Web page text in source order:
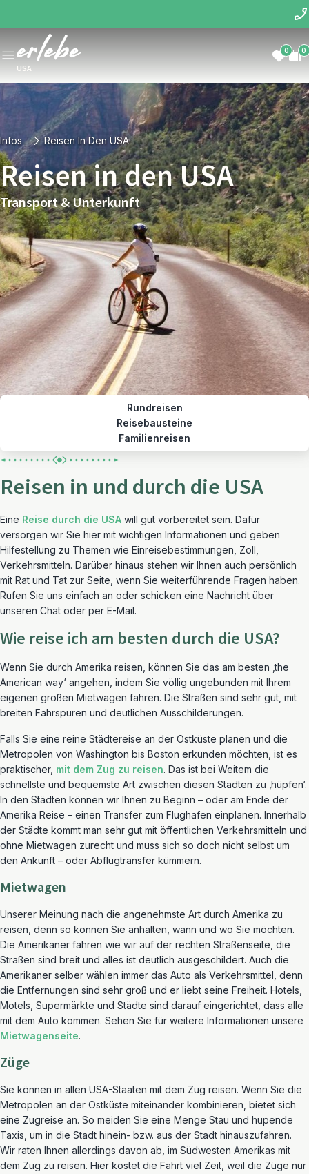
USA
0 0
Infos Reisen In Den USA
Reisen in den USA
Transport & Unterkunft
Rundreisen
Reisebausteine
Familienreisen
Reisen in und durch die USA
Eine Reise durch die USA will gut vorbereitet sein. Dafür
versorgen wir Sie hier mit wichtigen Informationen und geben
Hilfestellung zu Themen wie Einreisebestimmungen, Zoll,
Verkehrsmitteln. Darüber hinaus stehen wir Ihnen auch persönlich
mit Rat und Tat zur Seite, wenn Sie weiterführende Fragen haben.
Rufen Sie uns einfach an oder schicken eine Nachricht über
unseren Chat oder per E-Mail.
Wie reise ich am besten durch die USA?
Wenn Sie durch Amerika reisen, können Sie das am besten ‚the
American way‘ angehen, indem Sie völlig ungebunden mit Ihrem
eigenen großen Mietwagen fahren. Die Straßen sind sehr gut, mit
breiten Fahrspuren und deutlichen Ausschilderungen.
Falls Sie eine reine Städtereise an der Ostküste planen und die
Metropolen von Washington bis Boston erkunden möchten, ist es
praktischer, mit dem Zug zu reisen. Das ist bei Weitem die
schnellste und bequemste Art zwischen diesen Städten zu ‚hüpfen‘.
In den Städten können wir Ihnen zu Beginn – oder am Ende der
Amerika Reise – einen Transfer zum Flughafen einplanen. Innerhalb
der Städte kommt man sehr gut mit öffentlichen Verkehrsmitteln und
ohne Mietwagen zurecht und muss sich so doch nicht selbst um
den Ankunft – oder Abflugtransfer kümmern.
Mietwagen
Unserer Meinung nach die angenehmste Art durch Amerika zu
reisen, denn so können Sie anhalten, wann und wo Sie möchten.
Die Amerikaner fahren wie wir auf der rechten Straßenseite, die
Straßen sind breit und alles ist deutlich ausgeschildert. Auch die
Amerikaner selber wählen immer das Auto als Verkehrsmittel, denn
die Entfernungen sind sehr groß und er liebt seine Freiheit. Hotels,
Motels, Supermärkte und Städte sind darauf eingerichtet, dass alle
mit dem Auto kommen. Sehen Sie für weitere Informationen unsere
Mietwagenseite.
Züge
Sie können in allen USA-Staaten mit dem Zug reisen. Wenn Sie die
Metropolen an der Ostküste miteinander kombinieren, bietet sich
eine Zugreise an. So meiden Sie eine Menge Stau und hupende
Taxis, um in die Stadt hinein- bzw. aus der Stadt hinauszufahren.
Wir raten Ihnen allerdings davon ab, im Südwesten Amerikas mit
dem Zug zu reisen. Hier kostet die Fahrt viel Zeit, weil die Züge nur